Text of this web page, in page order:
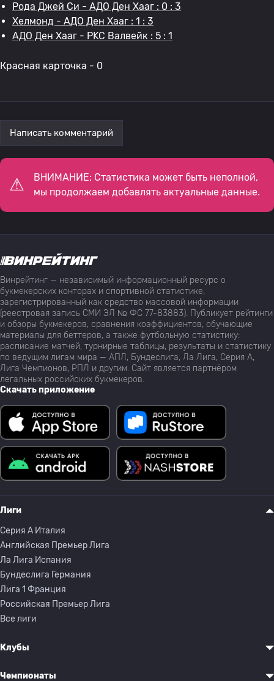
Рода Джей Си - АДО Ден Хааг : 0 : 3
Хелмонд - АДО Ден Хааг : 1 : 3
АДО Ден Хааг - РKC Валвейк : 5 : 1
Красная карточка - 0
Написать комментарий
ВНИМАНИЕ: Статистика может быть неполной,
мы продолжаем добавлять актуальные данные.
Винрейтинг — независимый информационный ресурс о
букмекерских конторах и спортивной статистике,
зарегистрированный как средство массовой информации
(реестровая запись СМИ ЭЛ № ФС 77-83883). Публикует рейтинги
и обзоры букмекеров, сравнения коэффициентов, обучающие
материалы для беттеров, а также футбольную статистику:
расписание матчей, турнирные таблицы, результаты и статистику
по ведущим лигам мира — АПЛ, Бундеслига, Ла Лига, Серия А,
Лига Чемпионов, РПЛ и другим. Сайт является партнёром
легальных российских букмекеров.
Скачать приложение
Лиги
Серия A Италия
Английская Премьер Лига
Ла Лига Испания
Бундеслига Германия
Лига 1 Франция
Российская Премьер Лига
Все лиги
Клубы
Чемпионаты